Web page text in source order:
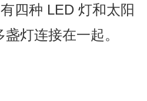
四种 LED 灯和太阳
灯连接在一起。